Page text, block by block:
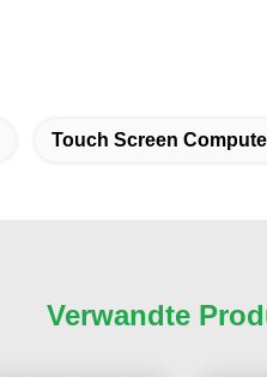
Touch Screen
Verwandte